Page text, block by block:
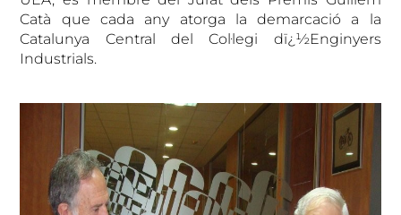
Catà que cada any atorga la demarcació a la
Catalunya Central del Col·legi dï¿½Enginyers
Industrials.